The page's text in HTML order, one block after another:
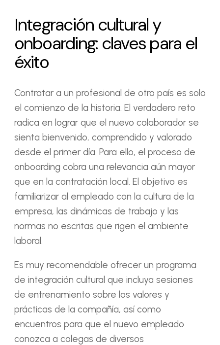
Integración cultural y
onboarding: claves para el
éxito
Contratar a un profesional de otro país es solo
el comienzo de la historia. El verdadero reto
radica en lograr que el nuevo colaborador se
sienta bienvenido, comprendido y valorado
desde el primer día. Para ello, el proceso de
onboarding cobra una relevancia aún mayor
que en la contratación local. El objetivo es
familiarizar al empleado con la cultura de la
empresa, las dinámicas de trabajo y las
normas no escritas que rigen el ambiente
laboral.
Es muy recomendable ofrecer un programa
de integración cultural que incluya sesiones
de entrenamiento sobre los valores y
prácticas de la compañía, así como
encuentros para que el nuevo empleado
conozca a colegas de diversos